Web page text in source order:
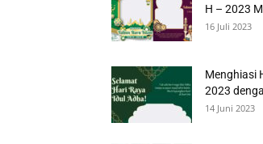
H – 2023
16 Juli 2023
Menghiasi
2023
14 Juni 2023